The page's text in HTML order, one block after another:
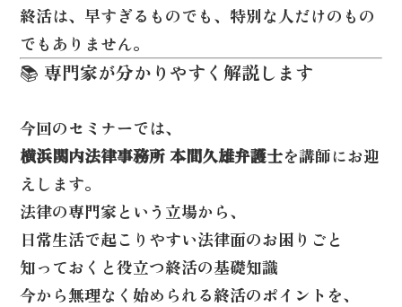
終活は、早すぎるものでも、特別な人だけのもの
でもありません。
📚 専門家が分かりやすく解説します
今回のセミナーでは、
横浜関内法律事務所 本間久雄弁護士を講師にお迎
えします。
法律の専門家という立場から、
日常生活で起こりやすい法律面のお困りごと
知っておくと役立つ終活の基礎知識
今から無理なく始められる終活のポイント を、